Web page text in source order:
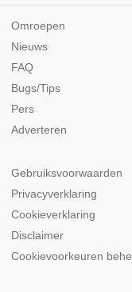
Omroepen
Nieuws
FAQ
Bugs/Tips
Pers
Adverteren
Gebruiksvoorwaarden
Privacyverklaring
Cookieverklaring
Disclaimer
Cookievoorkeuren